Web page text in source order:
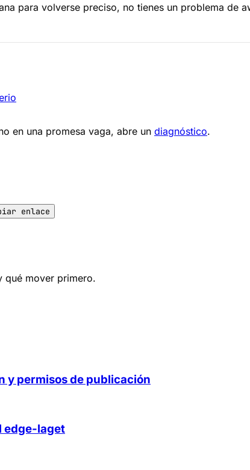
para volverse preciso, no tienes un problema de
en una promesa vaga, abre un diagnóstico.
enlace
qué mover primero.
y permisos de publicación
edge-laget